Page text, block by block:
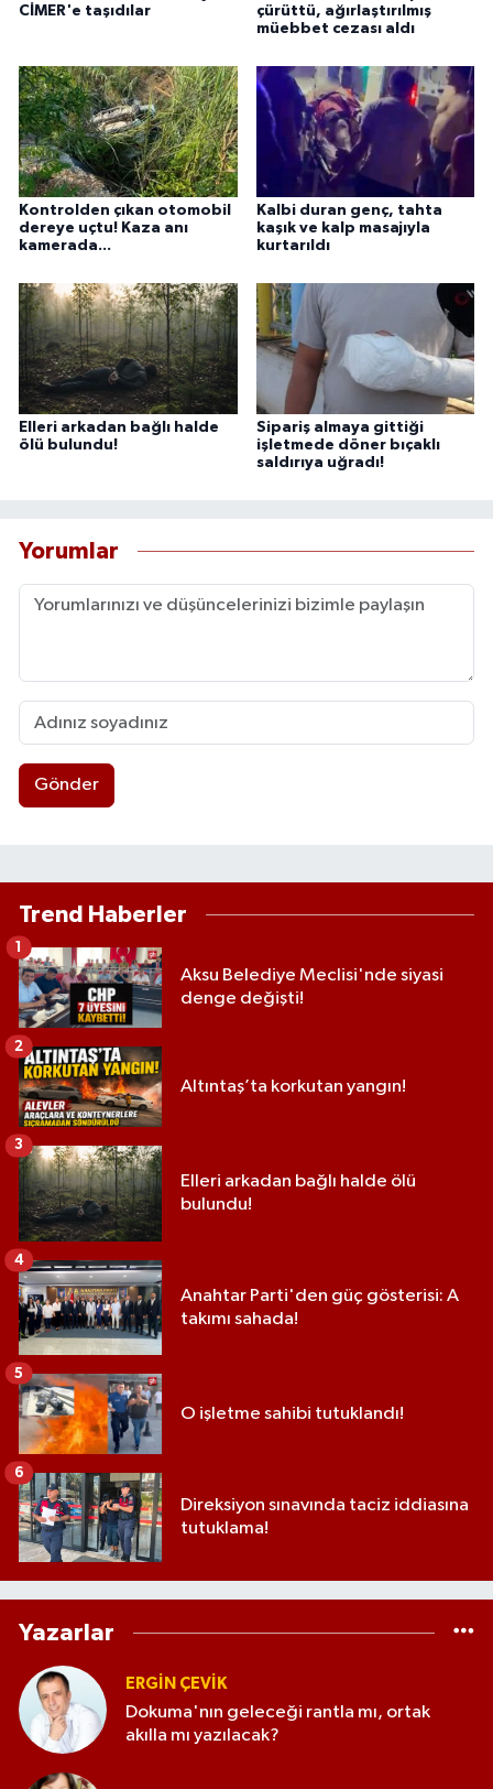
CİMER'e taşıdılar
çürüttü, ağırlaştırılmış
müebbet cezası aldı
Kontrolden çıkan otomobil
dereye uçtu! Kaza anı
kamerada...
Kalbi duran genç, tahta
kaşık ve kalp masajıyla
kurtarıldı
Elleri arkadan bağlı halde
ölü bulundu!
Sipariş almaya gittiği
işletmede döner bıçaklı
saldırıya uğradı!
Yorumlar
Gönder
Trend Haberler
Aksu Belediye Meclisi'nde siyasi
denge değişti!
1
Altıntaş’ta korkutan yangın!
2
Elleri arkadan bağlı halde ölü
bulundu!
3
Anahtar Parti'den güç gösterisi: A
takımı sahada!
4
O işletme sahibi tutuklandı!
5
Direksiyon sınavında taciz iddiasına
tutuklama!
6
Yazarlar
ERGIN ÇEVİK
Dokuma'nın geleceği rantla mı, ortak
akılla mı yazılacak?